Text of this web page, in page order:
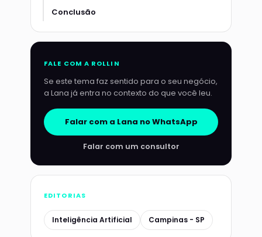
Conclusão
FALE COM A ROLLIN
Se este tema faz sentido para o seu negócio,
a Lana já entra no contexto do que você leu.
Falar com a Lana no WhatsApp
Falar com um consultor
EDITORIAS
Inteligência Artificial Campinas - SP